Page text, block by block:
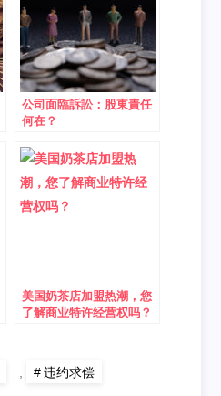
公司面臨訴訟：股東責任
何在？
美国奶茶店加盟热潮，您
了解商业特许经营权吗？
, 违约求偿